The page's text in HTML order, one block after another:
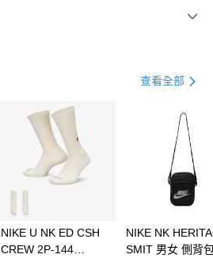
21家銀行
第一商業銀行
彰化商業銀行
查看全部
NIKE U NK ED CSH
CREW 2P-144
NIKE NK
SMIT 男女 側背